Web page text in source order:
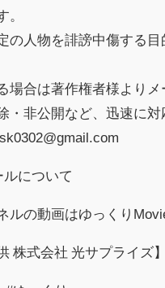
。
の人物を誹謗中傷する
場合は著作権者様より
・非公開など、迅速に対
について
ルの動画はゆっくり
株式会社 光サプライズ】